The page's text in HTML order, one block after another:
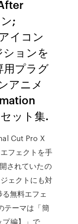
;
イコン
ョンを
用プラグ
アニメ
ット集.
Cut Pro X
フェクトを手
されていたの
ェクトにも対
無料エフェ
テーマは「簡
編】」で